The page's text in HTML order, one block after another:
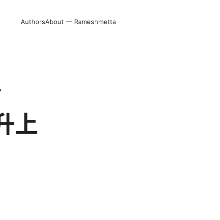
AuthorsAbout — Rameshmetta
上